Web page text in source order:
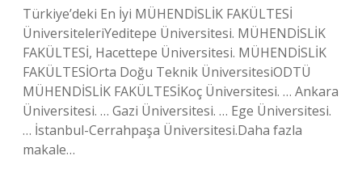
Türkiye’deki En İyi MÜHENDİSLİK FAKÜLTESİ
ÜniversiteleriYeditepe Üniversitesi. MÜHENDİSLİK
FAKÜLTESİ, Hacettepe Üniversitesi. MÜHENDİSLİK
FAKÜLTESİOrta Doğu Teknik ÜniversitesiODTÜ
MÜHENDİSLİK FAKÜLTESİKoç Üniversitesi. … Ankara
Üniversitesi. … Gazi Üniversitesi. … Ege Üniversitesi.
… İstanbul-Cerrahpaşa Üniversitesi.Daha fazla
makale…